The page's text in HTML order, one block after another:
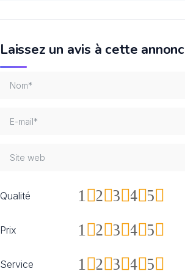
Laissez un avis à cette
Qualité 5
4
3
2
1
Prix 5
4
3
2
1
Service 5
4
3
2
1